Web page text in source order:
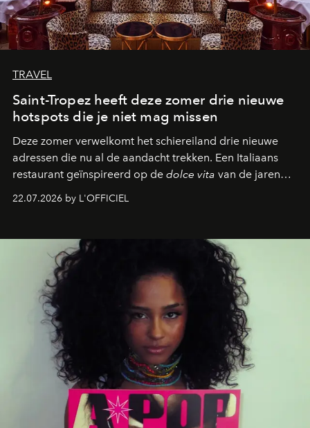
TRAVEL
Saint-Tropez heeft deze zomer drie nieuwe
hotspots die je niet mag missen
Deze zomer verwelkomt het schiereiland drie nieuwe
adressen die nu al de aandacht trekken. Een Italiaans
restaurant geïnspireerd op de dolce vita van de jaren
verandert in een bruisende ontmoetingsplek en de
neerstrijkt in Saint-Tropez. Dit zijn de nieuwe adressen
die deze zomer de toon zetten, van lange lunches tot
zwoele nachten.
22.07.2026 by L'OFFICIEL